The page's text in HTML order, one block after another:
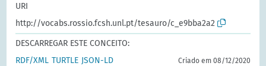
URI
http://vocabs.rossio.fcsh.unl.pt/tesauro/c_e9bba2a2
DESCARREGAR ESTE CONCEITO:
RDF/XML TURTLE JSON-LD Criado em 08/12/2020